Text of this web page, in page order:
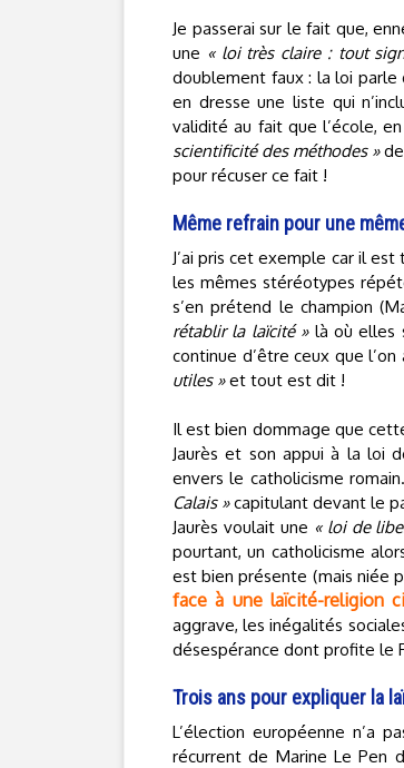
Je passerai sur le fait que,
une « loi très claire : tout
doublement faux : la loi parle
en dresse une liste qui
validité au fait que l’école,
scientificité des méthodes »de
pour récuser ce fait !
Même refrain pour une
J’ai pris cet exemple car il
les mêmes stéréotypes
s’en prétend le champion
rétablir la laïcité »là où elles
continue d’être ceux que
utiles »et tout est dit !
Il est bien dommage que
Jaurès et son appui à la loi
envers le catholicisme
Calais »capitulant devant le
Jaurès voulait une « loi de
pourtant, un catholicisme
est bien présente (mais niée
face à une laïcité-religion
aggrave, les inégalités
désespérance dont profite le
Trois ans pour expliquer la
L’élection européenne n’a
récurrent de Marine Le Pen